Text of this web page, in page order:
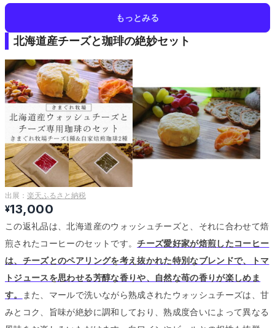
もっとみる
北海道産チーズと珈琲の絶妙セット
出展： 楽天ふるさと納税
¥13,000
この返礼品は、北海道産のウォッシュチーズと、それに合わせて焙
煎されたコーヒーのセットです。チーズ愛好家が焙煎したコーヒー
は、チーズとのペアリングを考え抜かれた特別なブレンドで、トマ
トジュースを思わせる芳醇な香りや、自然な苺の香りが楽しめま
す。
また、マールで洗いながら熟成されたウォッシュチーズは、甘
みとコク、旨味が絶妙に調和しており、熟成度合いによって異なる